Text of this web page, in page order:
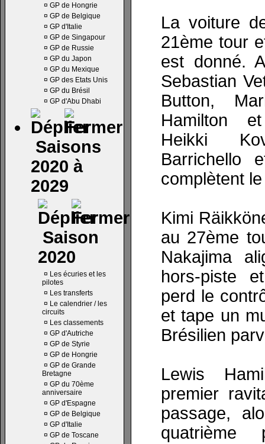
¤ GP de Hongrie
¤ GP de Belgique
¤ GP d'Italie
¤ GP de Singapour
¤ GP de Russie
¤ GP du Japon
¤ GP du Mexique
¤ GP des Etats Unis
¤ GP du Brésil
¤ GP d'Abu Dhabi
Saisons
2020 à
2029
Saison
2020
¤ Les écuries et les
pilotes
¤ Les transferts
¤ Le calendrier / les
circuits
¤ Les classements
¤ GP d'Autriche
¤ GP de Styrie
¤ GP de Hongrie
¤ GP de Grande
Bretagne
¤ GP du 70ème
anniversaire
¤ GP d'Espagne
¤ GP de Belgique
¤ GP d'Italie
¤ GP de Toscane
La voiture
21ème tour
est donné.
Sebastian
Button,
Hamilton
Heikki
Barrichello
complètent
Kimi
au 27ème
Nakajima
hors-piste
perd le
et tape un
Brésilien
Lewis
premier
passage,